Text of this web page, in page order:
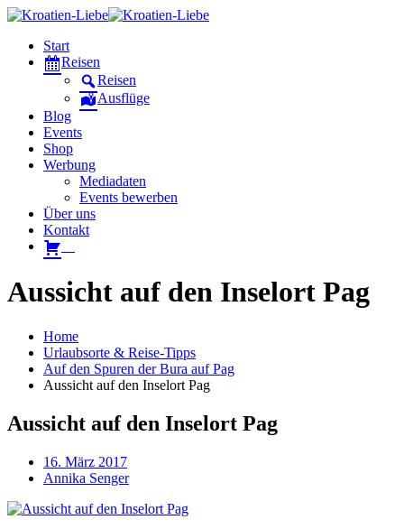
Start
Reisen
Reisen
Ausflüge
Blog
Events
Shop
Werbung
Mediadaten
Events bewerben
Über uns
Kontakt
Aussicht auf den Inselort Pag
Home
Urlaubsorte & Reise-Tipps
Auf den Spuren der Bura auf Pag
Aussicht auf den Inselort Pag
Aussicht auf den Inselort Pag
16. März 2017
Annika Senger